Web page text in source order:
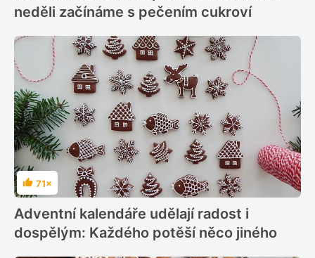
neděli začínáme s pečením cukroví
Hodnocení
71×
Adventní kalendáře udělají radost i
dospělým: Každého potěší něco jiného